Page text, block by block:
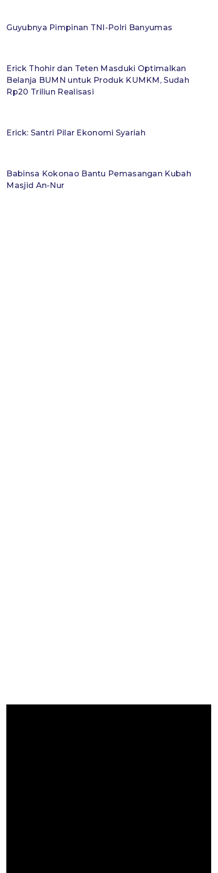
Guyubnya Pimpinan TNI-Polri Banyumas
Erick Thohir dan Teten Masduki Optimalkan
Belanja BUMN untuk Produk KUMKM, Sudah
Rp20 Triliun Realisasi
Erick: Santri Pilar Ekonomi Syariah
Babinsa Kokonao Bantu Pemasangan Kubah
Masjid An-Nur